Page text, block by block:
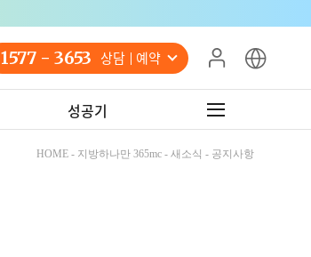
1577 - 3653 상담 예약
성공기
HOME - 지방하나만 365mc - 새소식 - 공지사항